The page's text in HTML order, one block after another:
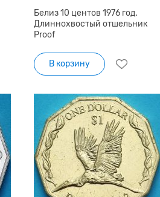
Белиз 10 центов 1976 год.
Длиннохвостый отшельник
Proof
В корзину